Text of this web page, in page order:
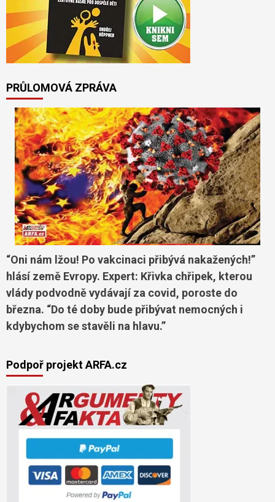
PRŮLOMOVÁ ZPRÁVA
“Oni nám lžou! Po vakcinaci přibývá nakažených!”
hlásí země Evropy. Expert: Křivka chřipek, kterou
vlády podvodně vydávají za covid, poroste do
března. “Do té doby bude přibývat nemocných i
kdybychom se stavěli na hlavu.”
Podpoř projekt ARFA.cz